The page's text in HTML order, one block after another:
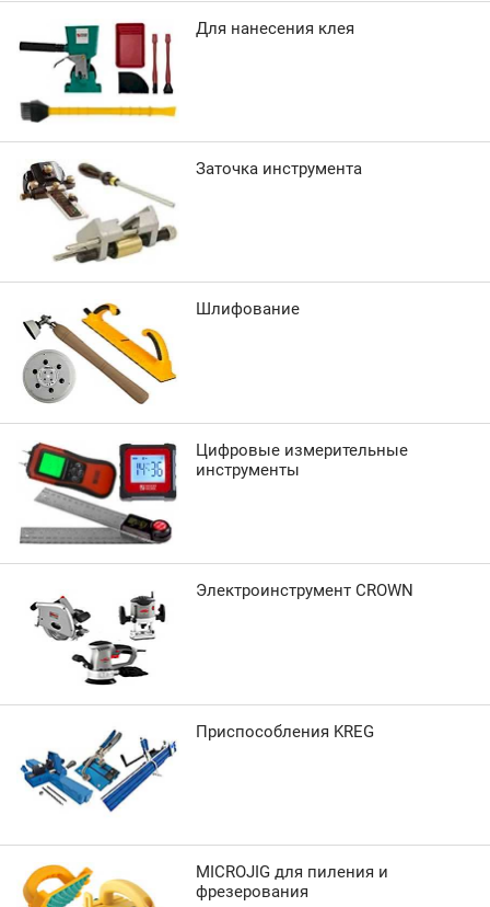
Для нанесения клея
Заточка инструмента
Шлифование
Цифровые измерительные
инструменты
Электроинструмент CROWN
Приспособления KREG
MICROJIG для пиления и
фрезерования